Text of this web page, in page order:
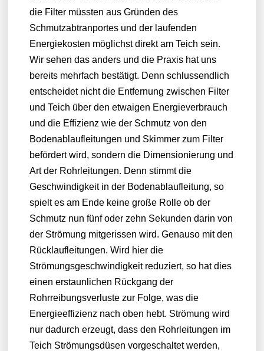
die Filter müssten aus Gründen des
Schmutzabtranportes und der laufenden
Energiekosten möglichst direkt am Teich sein.
Wir sehen das anders und die Praxis hat uns
bereits mehrfach bestätigt. Denn schlussendlich
entscheidet nicht die Entfernung zwischen Filter
und Teich über den etwaigen Energieverbrauch
und die Effizienz wie der Schmutz von den
Bodenablaufleitungen und Skimmer zum Filter
befördert wird, sondern die Dimensionierung und
Art der Rohrleitungen. Denn stimmt die
Geschwindigkeit in der Bodenablaufleitung, so
spielt es am Ende keine große Rolle ob der
Schmutz nun fünf oder zehn Sekunden darin von
der Strömung mitgerissen wird. Genauso mit den
Rücklaufleitungen. Wird hier die
Strömungsgeschwindigkeit reduziert, so hat dies
einen erstaunlichen Rückgang der
Rohrreibungsverluste zur Folge, was die
Energieeffizienz nach oben hebt. Strömung wird
nur dadurch erzeugt, dass den Rohrleitungen im
Teich Strömungsdüsen vorgeschaltet werden,